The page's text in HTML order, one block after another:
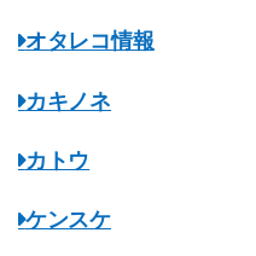
オタレコ情報
カキノネ
カトウ
ケンスケ